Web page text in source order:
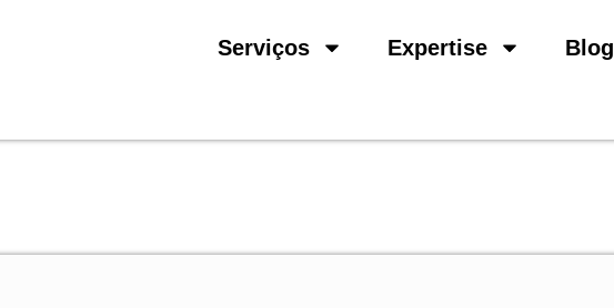
Serviços Expertise Blog